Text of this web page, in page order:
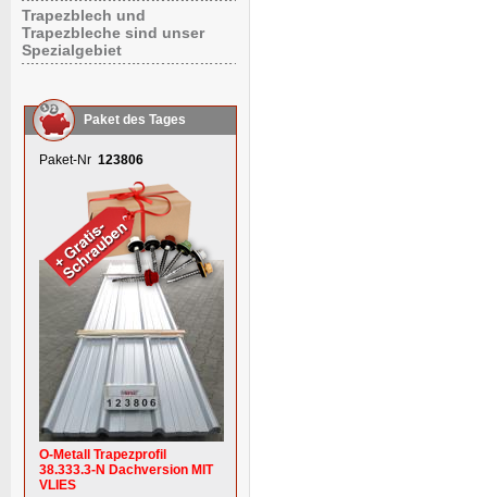
Trapezblech und
Trapezbleche sind unser
Spezialgebiet
Paket des Tages
Paket-Nr 123806
O-Metall Trapezprofil
38.333.3-N Dachversion MIT
VLIES